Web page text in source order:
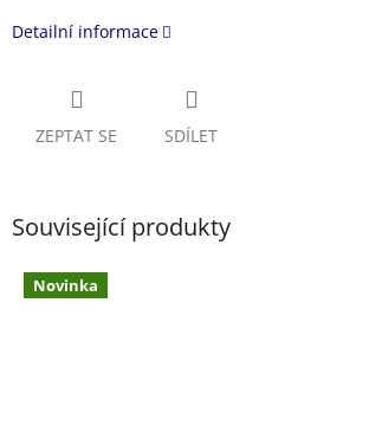
Detailní informace
ZEPTAT SE SDÍLET
Související produkty
Novinka